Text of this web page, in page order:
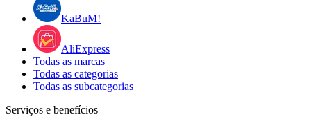
KaBuM!
AliExpress
Todas as marcas
Todas as categorias
Todas as subcategorias
Serviços e benefícios